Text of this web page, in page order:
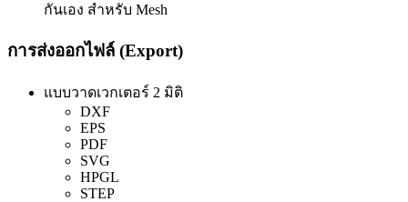
กันเอง สำหรับ Mesh
การส่งออกไฟล์ (Export)
แบบวาดเวกเตอร์ 2 มิติ
DXF
EPS
PDF
SVG
HPGL
STEP